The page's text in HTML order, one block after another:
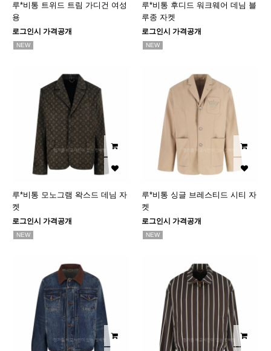
루*비통 트위드 트림 가디건 여성
용
로그인시 가격공개
NEW
루*비통 후디드 워크웨어 데님 블
루종 자켓
로그인시 가격공개
NEW
루*비통 모노그램 왁스드 데님 자
켓
로그인시 가격공개
NEW
루*비통 싱글 브레스티드 시티 자
켓
로그인시 가격공개
NEW